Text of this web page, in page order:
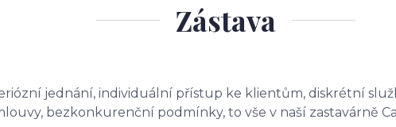
Zástava
jednání, individuální přístup ke klientům, diskrétní
bezkonkurenční podmínky, to vše v naší zastavárně